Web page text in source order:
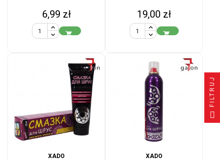
Cena
6,99 zł

Cena
19,00 zł

XADO
XADO
FILTRUJ